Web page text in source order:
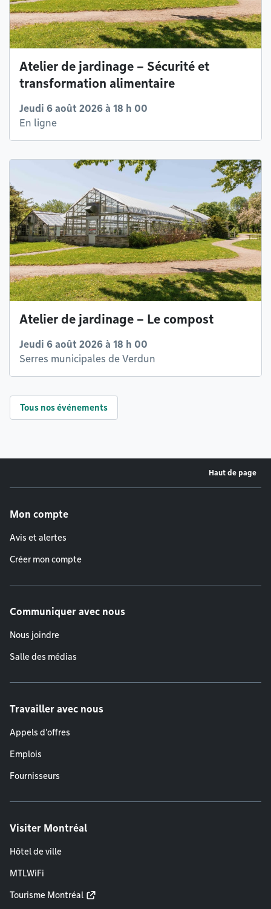
Atelier de jardinage – Sécurité et
transformation alimentaire
Jeudi 6 août 2026 à 18 h 00
En ligne
Atelier de jardinage – Le compost
Jeudi 6 août 2026 à 18 h 00
Serres municipales de Verdun
Tous nos événements
Haut de page
Mon compte
Avis et alertes
Créer mon compte
Communiquer avec nous
Nous joindre
Salle des médias
Travailler avec nous
Appels d'offres
Emplois
Fournisseurs
Visiter Montréal
Hôtel de ville
MTLWiFi
Tourisme Montréal